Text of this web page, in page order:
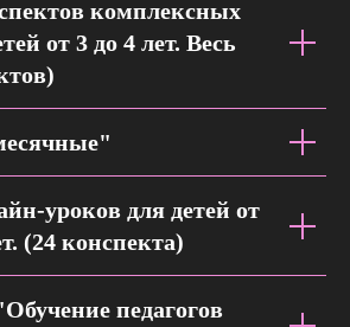
комплексных
от 3 до 4 лет. Весь
уроков для детей от
(24 конспекта)
педагогов